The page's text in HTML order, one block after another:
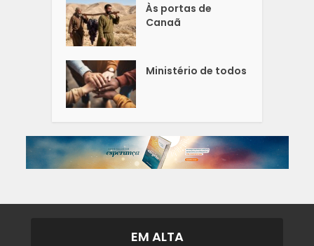
Às portas de
Canaã
Ministério de todos
EM ALTA